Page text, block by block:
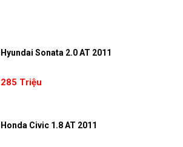
Hyundai Sonata 2.0 AT 2011
285 Triệu
Honda Civic 1.8 AT 2011